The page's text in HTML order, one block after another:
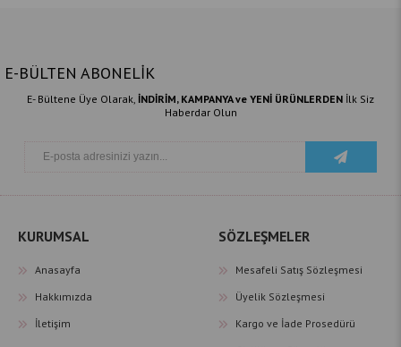
E-BÜLTEN ABONELİK
E- Bültene Üye Olarak, İNDİRİM, KAMPANYA ve YENİ ÜRÜNLERDEN İlk Siz
Haberdar Olun
KURUMSAL
Anasayfa
Hakkımızda
İletişim
SÖZLEŞMELER
Mesafeli Satış Sözleşmesi
Üyelik Sözleşmesi
Kargo ve İade Prosedürü